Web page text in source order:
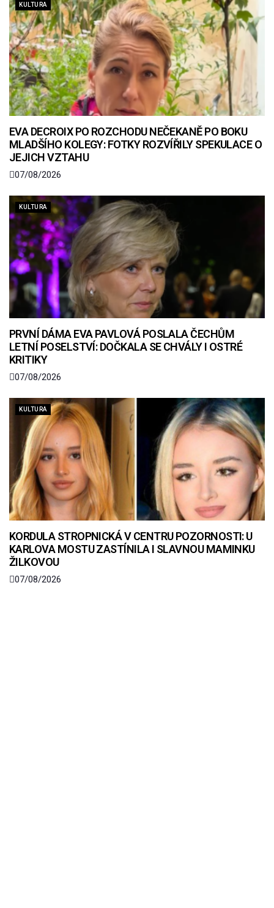
KULTURA
EVA DECROIX PO ROZCHODU NEČEKANĚ PO BOKU
MLADŠÍHO KOLEGY: FOTKY ROZVÍŘILY SPEKULACE O
JEJICH VZTAHU
07/08/2026
KULTURA
PRVNÍ DÁMA EVA PAVLOVÁ POSLALA ČECHŮM
LETNÍ POSELSTVÍ: DOČKALA SE CHVÁLY I OSTRÉ
KRITIKY
07/08/2026
KULTURA
KORDULA STROPNICKÁ V CENTRU POZORNOSTI: U
KARLOVA MOSTU ZASTÍNILA I SLAVNOU MAMINKU
ŽILKOVOU
07/08/2026